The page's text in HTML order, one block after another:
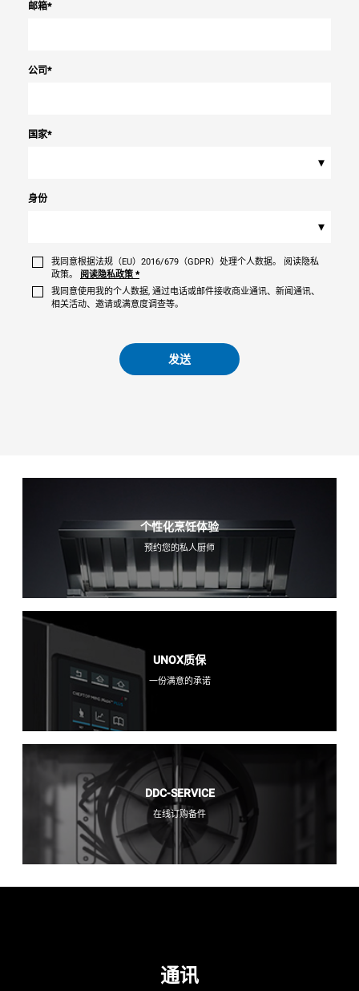
邮箱*
公司*
国家*
▾
身份
▾
我同意根据法规（EU）2016/679（GDPR）处理个人数据。 阅读隐私
政策。
阅读隐私政策 *
我同意使用我的个人数据, 通过电话或邮件接收商业通讯、新闻通讯、
相关活动、邀请或满意度调查等。
发送
个性化烹饪体验
预约您的私人厨师
UNOX质保
一份满意的承诺
DDC-SERVICE
在线订购备件
通讯